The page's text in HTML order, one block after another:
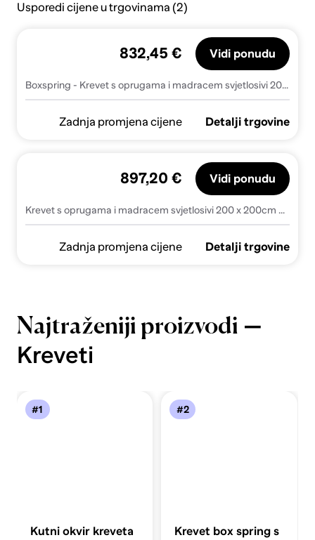
Usporedi cijene u trgovinama (2)
Boxspring - Krevet s oprugama i madracem svjetlosivi 200 x 200cm od tkanine - Svjetlosiva 200 x 200 cm Gladak dizajn
832,45 € Vidi ponudu
Zadnja promjena cijene Detalji trgovine
Krevet s oprugama i madracem svjetlosivi 200 x 200cm od tkanine
897,20 € Vidi ponudu
Zadnja promjena cijene Detalji trgovine
Najtraženiji proizvodi —
Kreveti
#1
Kutni okvir kreveta
#2
Krevet box spring s